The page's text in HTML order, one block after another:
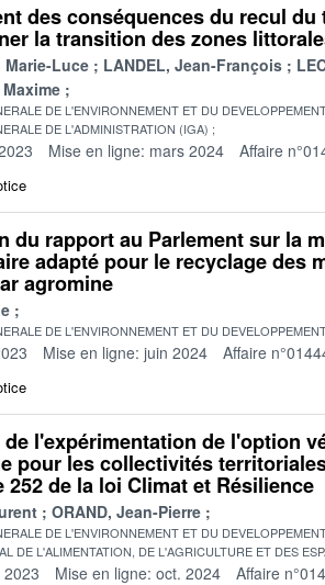
des conséquences du recul
la transition des zones
Marie-Luce LANDEL, Jean-François
Maxime
DE L'ENVIRONNEMENT ET DU
DE L'ADMINISTRATION (IGA)
Mise en ligne: mars 2024 Affaire
du rapport au Parlement sur la
adapté pour le recyclage des
agromine
DE L'ENVIRONNEMENT ET DU
Mise en ligne: juin 2024 Affaire
l'expérimentation de l'option
pour les collectivités
252 de la loi Climat et Résilience
ORAND, Jean-Pierre
DE L'ENVIRONNEMENT ET DU
DE L'ALIMENTATION, DE L'AGRICULTURE ET DES
Mise en ligne: oct. 2024 Affaire